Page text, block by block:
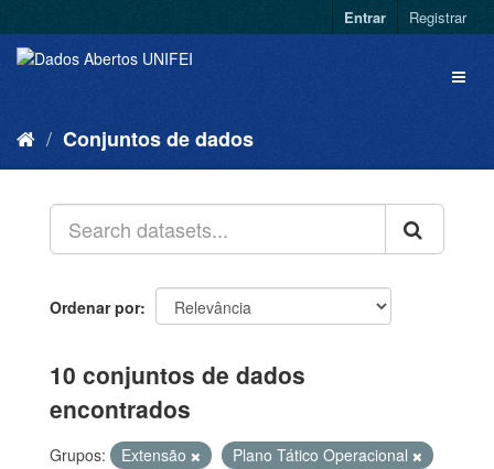
Entrar Registrar
Conjuntos de dados
Ordenar por
10 conjuntos de dados
encontrados
Grupos: Extensão
Plano Tático Operacional